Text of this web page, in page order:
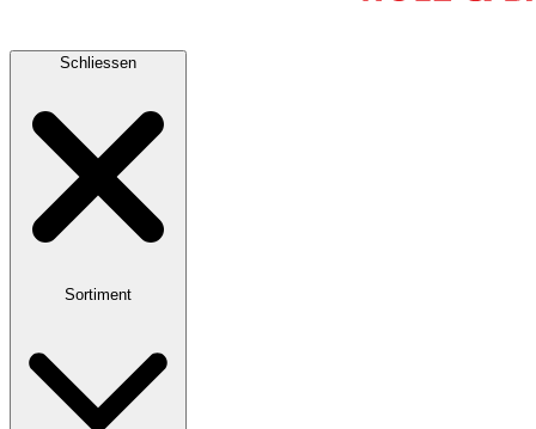
Schliessen
Sortiment